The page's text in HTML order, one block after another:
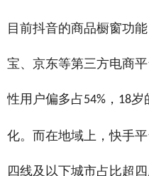
目前抖音的商品橱窗功
宝、京东等第三方电商
性用户偏多占54% ， 18岁
化。而在地域上，快手
四线及以下城市占比超